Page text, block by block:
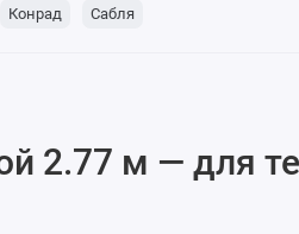
2.77 м — для
Конрад Сабля